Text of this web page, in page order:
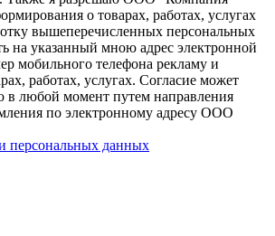
о товарах, работах, услугах
вышеперечисленных персональных
на указанный мною адрес электронной
мобильного телефона рекламу и
работах, услугах. Согласие может
в любой момент путем направления
по электронному адресу ООО
персональных данных